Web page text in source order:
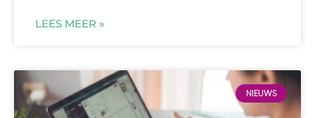
LEES MEER »
NIEUWS